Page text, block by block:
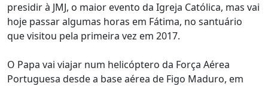
presidir à JMJ, o maior evento da Igreja Católica, mas vai
hoje passar algumas horas em Fátima, no santuário
que visitou pela primeira vez em 2017.
O Papa vai viajar num helicóptero da Força Aérea
Portuguesa desde a base aérea de Figo Maduro, em